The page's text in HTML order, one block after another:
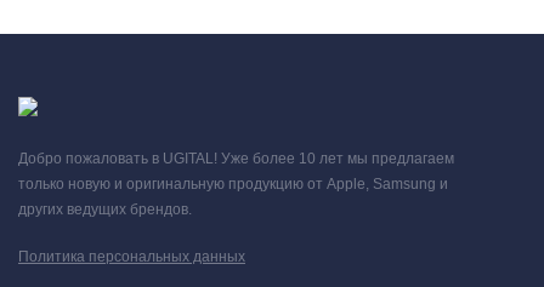
Добро пожаловать в UGITAL! Уже более 10 лет мы предлагаем
только новую и оригинальную продукцию от Apple, Samsung и
других ведущих брендов.
Политика персональных данных